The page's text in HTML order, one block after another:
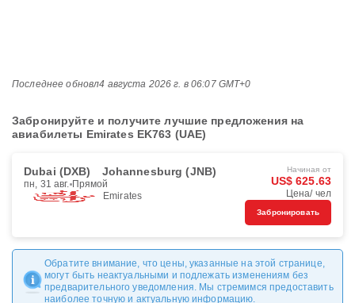
Последнее обновл4 августа 2026 г. в 06:07 GMT+0
Забронируйте и получите лучшие предложения на
авиабилеты Emirates EK763 (UAE)
Dubai (DXB) Johannesburg (JNB)
пн, 31 авг. Прямой
Emirates
Начиная от
US$ 625.63
Цена/ чел
Забронировать
Обратите внимание, что цены, указанные на этой странице,
могут быть неактуальными и подлежать изменениям без
предварительного уведомления. Мы стремимся предоставить
наиболее точную и актуальную информацию.